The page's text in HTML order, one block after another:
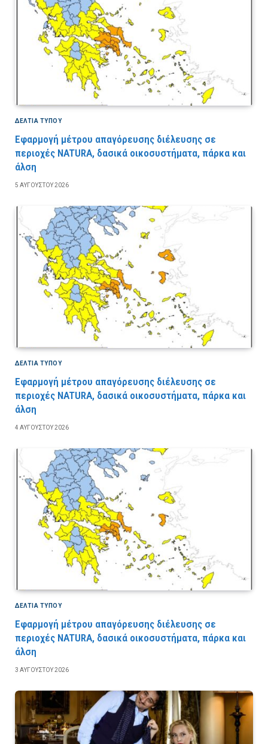
ΔΕΛΤΙΑ ΤΥΠΟΥ
Εφαρμογή μέτρου απαγόρευσης διέλευσης σε
περιοχές NATURA, δασικά οικοσυστήματα, πάρκα και
άλση
5 ΑΥΓΟΎΣΤΟΥ 2026
ΔΕΛΤΙΑ ΤΥΠΟΥ
Εφαρμογή μέτρου απαγόρευσης διέλευσης σε
περιοχές NATURA, δασικά οικοσυστήματα, πάρκα και
άλση
4 ΑΥΓΟΎΣΤΟΥ 2026
ΔΕΛΤΙΑ ΤΥΠΟΥ
Εφαρμογή μέτρου απαγόρευσης διέλευσης σε
περιοχές NATURA, δασικά οικοσυστήματα, πάρκα και
άλση
3 ΑΥΓΟΎΣΤΟΥ 2026